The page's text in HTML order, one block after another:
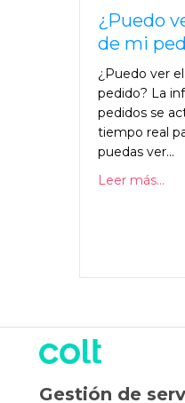
¿Puedo
de mi
¿Puedo ver
pedido? La
pedidos se
tiempo real
puedas ver...
Leer más...
Gestión de